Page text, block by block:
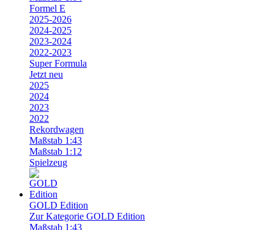
Formel E
2025-2026
2024-2025
2023-2024
2022-2023
Super Formula
Jetzt neu
2025
2024
2023
2022
Rekordwagen
Maßstab 1:43
Maßstab 1:12
Spielzeug
GOLD Edition
Zur Kategorie GOLD Edition
Maßstab 1:43